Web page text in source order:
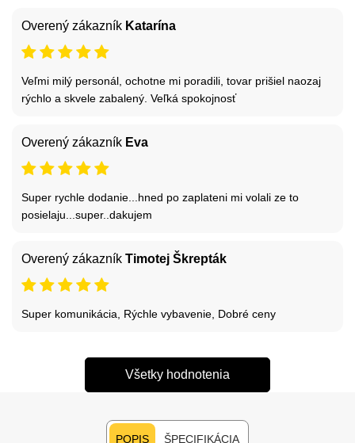
Overený zákazník Katarína
Veľmi milý personál, ochotne mi poradili, tovar prišiel naozaj
rýchlo a skvele zabalený. Veľká spokojnosť
Overený zákazník Eva
Super rychle dodanie...hned po zaplateni mi volali ze to
posielaju...super..dakujem
Overený zákazník Timotej Škrepták
Super komunikácia, Rýchle vybavenie, Dobré ceny
Všetky hodnotenia
POPIS ŠPECIFIKÁCIA